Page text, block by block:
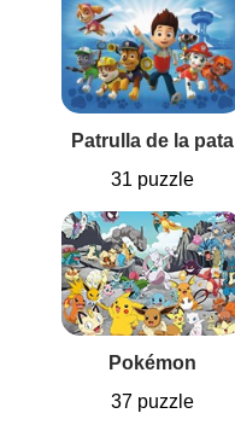
Patrulla de la pata
31 puzzle
Pokémon
37 puzzle